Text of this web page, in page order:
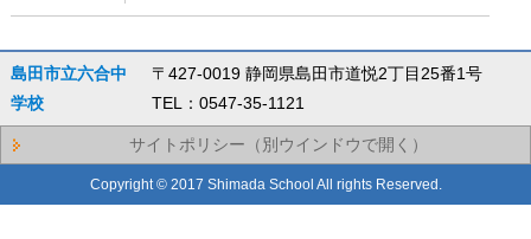
島田市立六合中
学校
〒427-0019 静岡県島田市道悦2丁目25番1号
TEL：0547-35-1121
サイトポリシー（別ウインドウで開く）
Copyright © 2017 Shimada School All rights Reserved.